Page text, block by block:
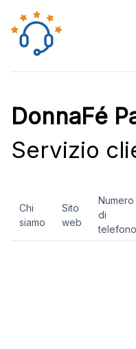
DonnaFé
Servizio
Chi
siamo
Sito
web
Numero
di
telefono